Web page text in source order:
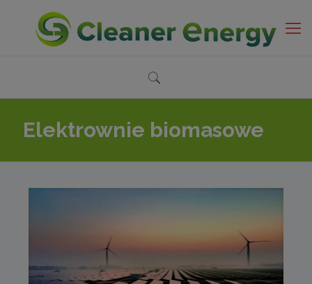
Elektrownie biomasowe